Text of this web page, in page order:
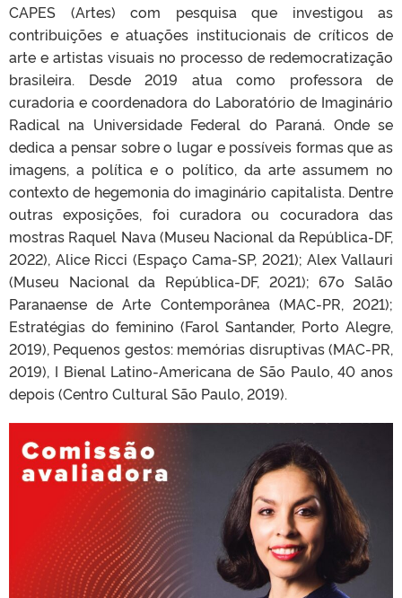
CAPES (Artes) com pesquisa que investigou as
contribuições e atuações institucionais de críticos de
arte e artistas visuais no processo de redemocratização
brasileira. Desde 2019 atua como professora de
curadoria e coordenadora do Laboratório de Imaginário
Radical na Universidade Federal do Paraná. Onde se
dedica a pensar sobre o lugar e possíveis formas que as
imagens, a política e o político, da arte assumem no
contexto de hegemonia do imaginário capitalista. Dentre
outras exposições, foi curadora ou cocuradora das
mostras Raquel Nava (Museu Nacional da República-DF,
2022), Alice Ricci (Espaço Cama-SP, 2021); Alex Vallauri
(Museu Nacional da República-DF, 2021); 67o Salão
Paranaense de Arte Contemporânea (MAC-PR, 2021);
Estratégias do feminino (Farol Santander, Porto Alegre,
2019), Pequenos gestos: memórias disruptivas (MAC-PR,
2019), I Bienal Latino-Americana de São Paulo, 40 anos
depois (Centro Cultural São Paulo, 2019).